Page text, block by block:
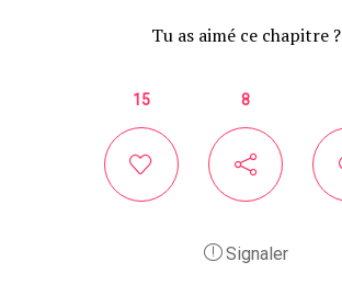
Tu as aimé ce chapitre ?
15 8
Signaler